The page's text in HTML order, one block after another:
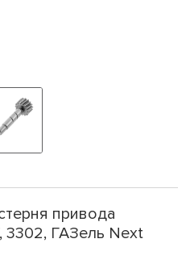
привода
3302, ГАЗель Next